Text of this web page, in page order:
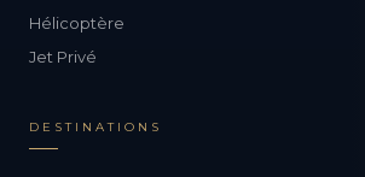
Hélicoptère
Jet Privé
DESTINATIONS